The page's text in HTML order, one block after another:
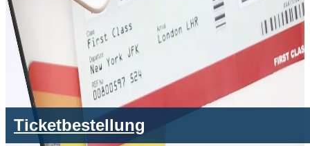
Ticketbestellung